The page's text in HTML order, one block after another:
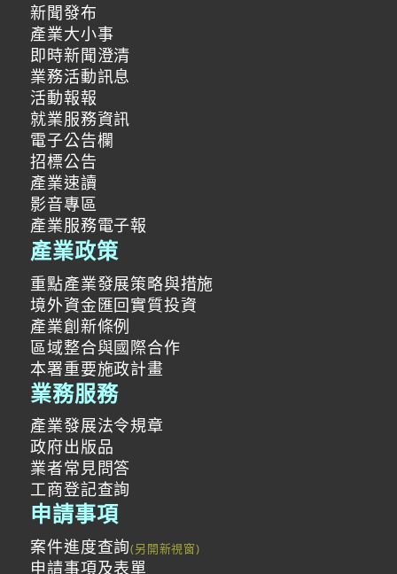
新聞發布
產業大小事
即時新聞澄清
業務活動訊息
活動報報
就業服務資訊
電子公告欄
招標公告
產業速讀
影音專區
產業服務電子報
產業政策
重點產業發展策略與措施
境外資金匯回實質投資
產業創新條例
區域整合與國際合作
本署重要施政計畫
業務服務
產業發展法令規章
政府出版品
業者常見問答
工商登記查詢
申請事項
案件進度查詢
申請事項及表單